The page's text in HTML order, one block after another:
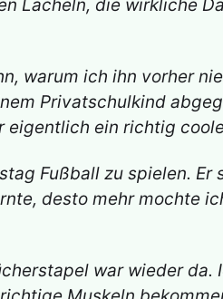
Lächeln, die wirkliche
warum ich ihn vorher
Privatschulkind
eigentlich ein richtig
Fußball zu spielen. Er
desto mehr mochte
war wieder da.